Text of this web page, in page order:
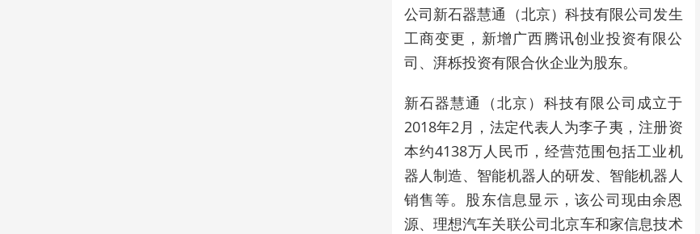
公司新石器慧通（北京）科技有限公司发生
工商变更，新增广西腾讯创业投资有限公
司、湃栎投资有限合伙企业为股东。
新石器慧通（北京）科技有限公司成立于
2018年2月，法定代表人为李子夷，注册资
本约4138万人民币，经营范围包括工业机
器人制造、智能机器人的研发、智能机器人
销售等。股东信息显示，该公司现由余恩
源、理想汽车关联公司北京车和家信息技术